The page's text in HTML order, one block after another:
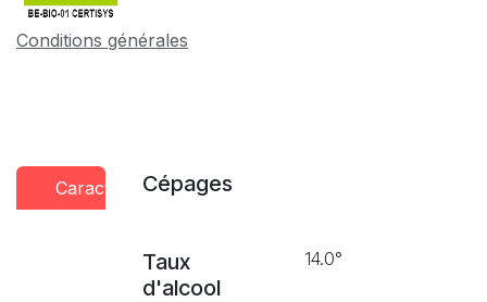
Conditions générales
CaractéristiquesCépages
Taux
d'alcool
14.0°